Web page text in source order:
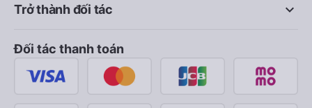
keyboard_arrow_down
Trở thành đối tác
Đối tác thanh toán